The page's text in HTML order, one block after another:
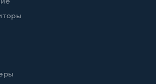
port
port